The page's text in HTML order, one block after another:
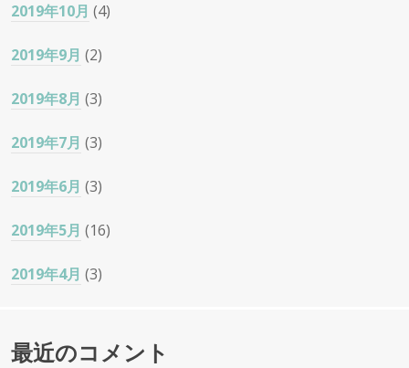
2019年10月 (4)
2019年9月 (2)
2019年8月 (3)
2019年7月 (3)
2019年6月 (3)
2019年5月 (16)
2019年4月 (3)
最近のコメント